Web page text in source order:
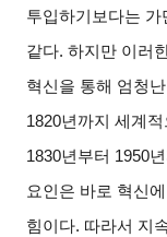
투입하기보다는
같다.하지만 이러
혁신을 통해 엄청
1820년까지 세계적
1830년부터 1950
요인은 바로 혁신
힘이다. 따라서 지